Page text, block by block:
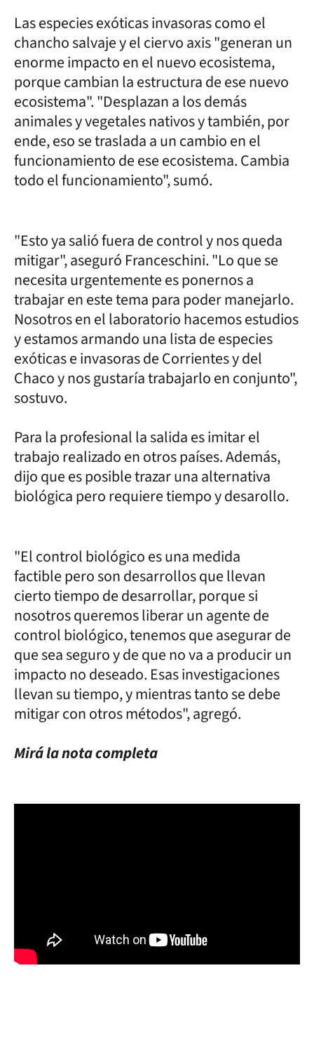
Las especies exóticas invasoras como el
chancho salvaje y el ciervo axis "generan un
enorme impacto en el nuevo ecosistema,
porque cambian la estructura de ese nuevo
ecosistema". "Desplazan a los demás
animales y vegetales nativos y también, por
ende, eso se traslada a un cambio en el
funcionamiento de ese ecosistema. Cambia
todo el funcionamiento", sumó.
"Esto ya salió fuera de control y nos queda
mitigar", aseguró Franceschini. "Lo que se
necesita urgentemente es ponernos a
trabajar en este tema para poder manejarlo.
Nosotros en el laboratorio hacemos estudios
y estamos armando una lista de especies
exóticas e invasoras de Corrientes y del
Chaco y nos gustaría trabajarlo en conjunto",
sostuvo.
Para la profesional la salida es imitar el
trabajo realizado en otros países. Además,
dijo que es posible trazar una alternativa
biológica pero requiere tiempo y desarollo.
"El control biológico es una medida
factible pero son desarrollos que llevan
cierto tiempo de desarrollar, porque si
nosotros queremos liberar un agente de
control biológico, tenemos que asegurar de
que sea seguro y de que no va a producir un
impacto no deseado. Esas investigaciones
llevan su tiempo, y mientras tanto se debe
mitigar con otros métodos", agregó.
Mirá la nota completa